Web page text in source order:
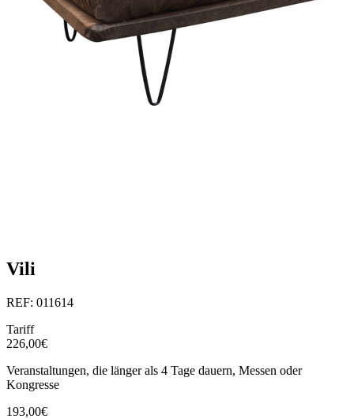
Vili
REF: 011614
Tariff
226,00€
Veranstaltungen, die länger als 4 Tage dauern, Messen oder
Kongresse
193,00€